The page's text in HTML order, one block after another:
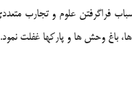
فراگرفتن علوم و تجارب
باغ وحش ها و پاركها غفلت نمود.